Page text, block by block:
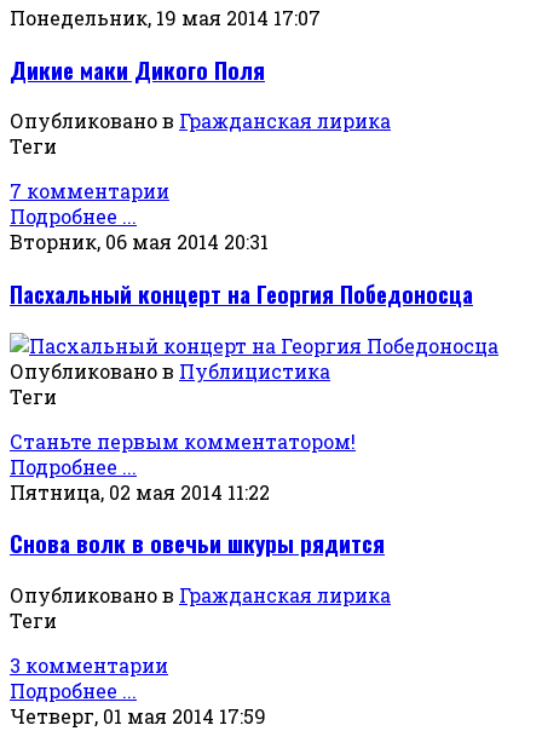
Понедельник, 19 мая 2014 17:07
Дикие маки Дикого Поля
Опубликовано в Гражданская лирика
Теги
7 комментарии
Подробнее ...
Вторник, 06 мая 2014 20:31
Пасхальный концерт на Георгия Победоносца
Опубликовано в Публицистика
Теги
Станьте первым комментатором!
Подробнее ...
Пятница, 02 мая 2014 11:22
Снова волк в овечьи шкуры рядится
Опубликовано в Гражданская лирика
Теги
3 комментарии
Подробнее ...
Четверг, 01 мая 2014 17:59